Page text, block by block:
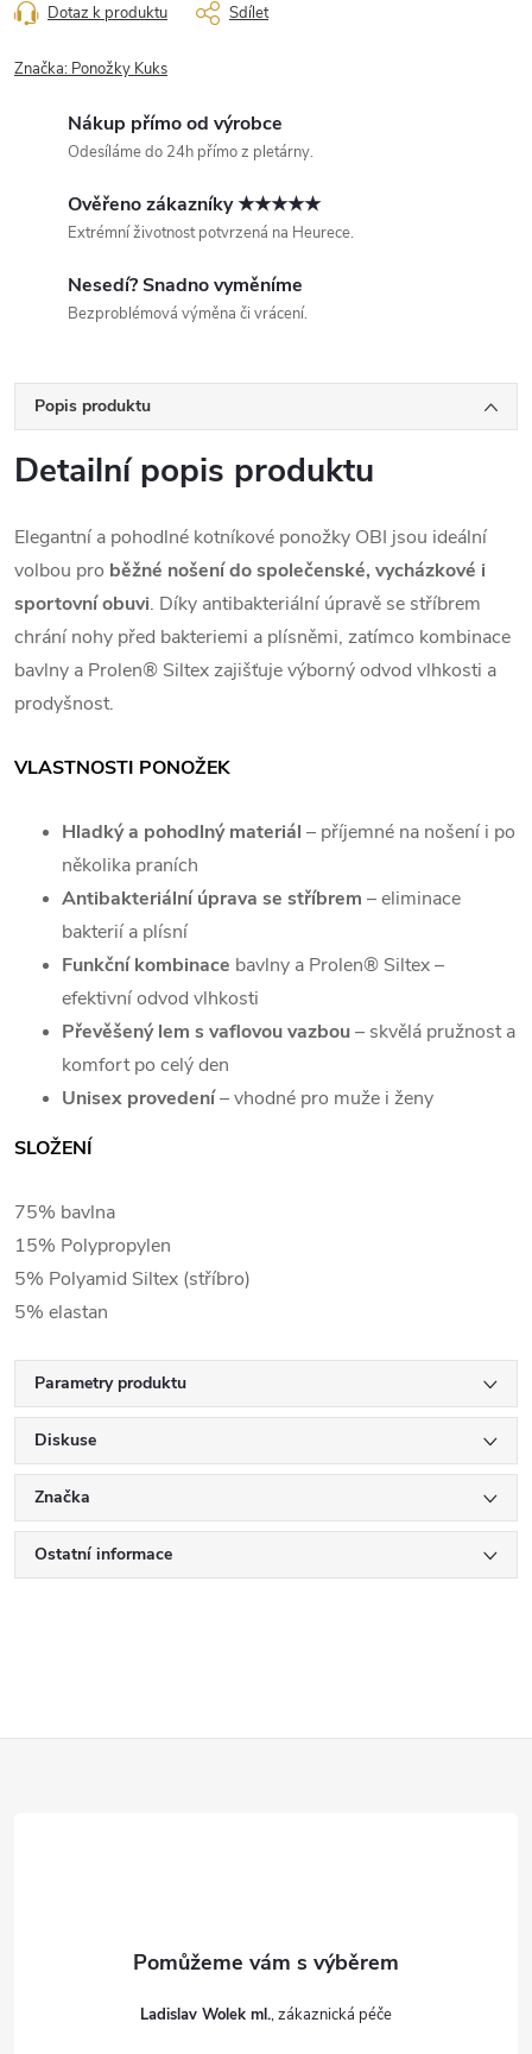
Dotaz k produktu Sdílet
Značka: Ponožky Kuks
Nákup přímo od výrobce
Odesíláme do 24h přímo z pletárny.
Ověřeno zákazníky ★★★★★
Extrémní životnost potvrzená na Heurece.
Nesedí? Snadno vyměníme
Bezproblémová výměna či vrácení.
Popis produktu
Detailní popis produktu
Elegantní a pohodlné kotníkové ponožky OBI jsou ideální
volbou pro běžné nošení do společenské, vycházkové i
sportovní obuvi. Díky antibakteriální úpravě se stříbrem
chrání nohy před bakteriemi a plísněmi, zatímco kombinace
bavlny a Prolen® Siltex zajišťuje výborný odvod vlhkosti a
prodyšnost.
VLASTNOSTI PONOŽEK
Hladký a pohodlný materiál – příjemné na nošení i po
několika praních
Antibakteriální úprava se stříbrem – eliminace
bakterií a plísní
Funkční kombinace bavlny a Prolen® Siltex –
efektivní odvod vlhkosti
Převěšený lem s vaflovou vazbou– skvělá pružnost a
komfort po celý den
Unisex provedení– vhodné pro muže i ženy
SLOŽENÍ
75% bavlna
15% Polypropylen
5% Polyamid Siltex (stříbro)
5% elastan
Parametry produktu
Diskuse
Značka
Ostatní informace
Ladislav Wolek ml.